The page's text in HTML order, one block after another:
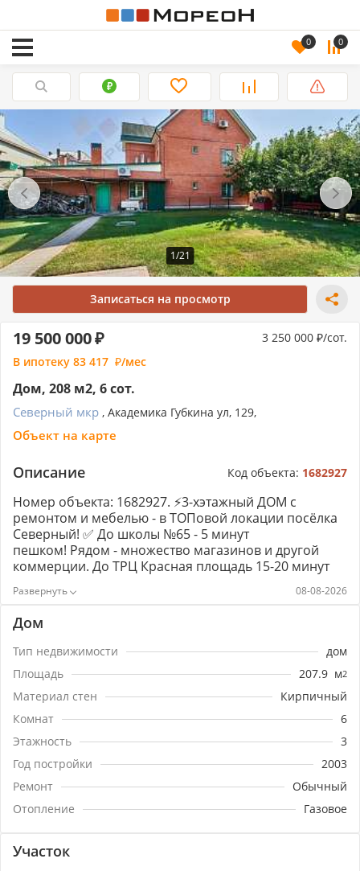
0 0
1/21
Записаться на просмотр
Дом, 208 м2, 6 сот.
Северный мкр , Академика Губкина ул, 129,
Объект на карте
19 500 000 3 250 000
/сот.
В ипотеку 83 417 /мес
Описание Код объекта: 1682927
Номер объекта: 1682927. ⚡3-хэтажный ДОМ с
ремонтом и мебелью - в ТОПовой локации посёлка
Северный! ​​​​​​​✅ До школы №65 - 5 минут
пешком! Рядом - множество магазинов и другой
коммерции. До ТРЦ Красная площадь 15-20 минут
построен. Внутренние перегородки - из кирпича.
Наружные стены - из бетонных блоков и кирпича.✅
Участок 6 соток ИЖС✅ Центральные коммуникации:
ГАЗ, электричество, водоснабжение. Есть также
скважина, вода из которой используется для полива
насаждений.✅ На задней части двора - летняя
кухня✅ На территории расположено строение, в
котором находится гараж, отапливаемая кухня, баня
и бассейн✅ Двор вымощен качественной
тротуарной плиткой✅ Есть навес под авто, а также
есть парковка перед домом на 3 машины.☎
Звоните! Возможно, это дом вашей мечты!
08-08-2026
Дом
Тип недвижимости
дом
Площадь
207.9 м2
Материал стен
Кирпичный
Комнат
6
Этажность
3
Год постройки
2003
Ремонт
Обычный
Отопление
Газовое
Участок